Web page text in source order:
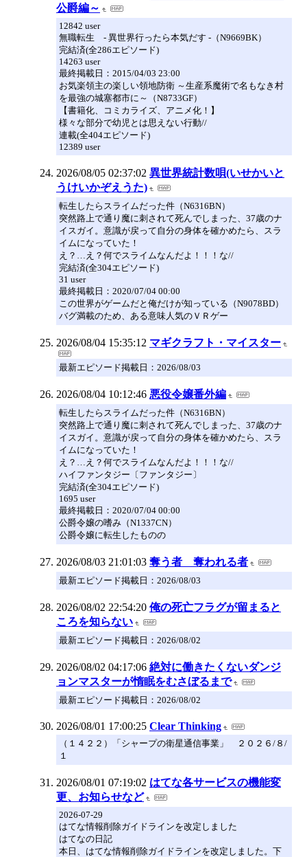
公爵編～
12842 user
無職転生 - 異世界行ったら本気だす -（N9669BK）
完結済(全286エピソード)
14263 user
最終掲載日：2015/04/03 23:00
お気楽領主の楽しい領地防衛 ～生産系魔術で名もなき村
を最強の城塞都市に～（N8733GF）
【書籍化、コミカライズ、アニメ化！】
様々な部分で幼児とは思えない行動//
連載(全404エピソード)
12389 user
2026/08/05 02:37:02 異世界統計数唄(いせかいと
うけいかぞえうた)
転生したらスライムだった件（N6316BN）
突然路上で通り魔に刺されて死んでしまった、37歳のナ
イスガイ。意識が戻って自分の身体を確かめたら、スラ
イムになっていた！
え？…え？何でスライムなんだよ！！！な//
完結済(全304エピソード)
31 user
最終掲載日：2020/07/04 00:00
この世界がゲームだと俺だけが知っている（N9078BD）
バグ満載のため、ある意味人気のＶＲゲー
2026/08/04 15:35:12 マギクラフト・マイスター
最新エピソード掲載日：2026/08/03
2026/08/04 10:12:46 悪役令嬢番外編
転生したらスライムだった件（N6316BN）
突然路上で通り魔に刺されて死んでしまった、37歳のナ
イスガイ。意識が戻って自分の身体を確かめたら、スラ
イムになっていた！
え？…え？何でスライムなんだよ！！！な//
ハイファンタジー〔ファンタジー〕
完結済(全304エピソード)
1695 user
最終掲載日：2020/07/04 00:00
公爵令嬢の嗜み（N1337CN）
公爵令嬢に転生したものの
2026/08/03 21:01:03 奪う者 奪われる者
最新エピソード掲載日：2026/08/03
2026/08/02 22:54:20 俺の死亡フラグが留まると
ころを知らない
最新エピソード掲載日：2026/08/02
2026/08/02 04:17:06 絶対に働きたくないダンジ
ョンマスターが惰眠をむさぼるまで
最新エピソード掲載日：2026/08/02
2026/08/01 17:00:25 Clear Thinking
（１４２２）「シャープの衛星通信事業」 ２０２６/８/
１
2026/08/01 07:19:02 はてな各サービスの機能変
更、お知らせなど
2026-07-29
はてな情報削除ガイドラインを改定しました
はてなの日記
本日、はてな情報削除ガイドラインを改定しました。下